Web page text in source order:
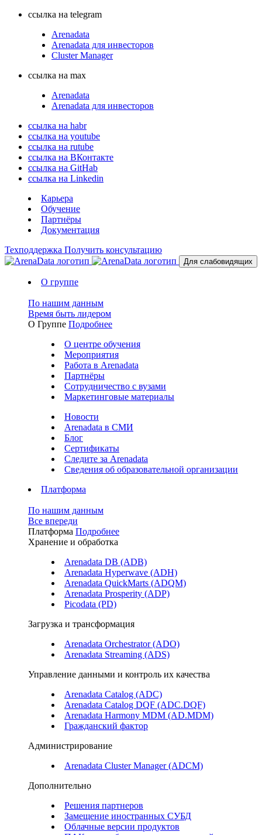
ссылка на telegram
Arenadata
Arenadata для инвесторов
Cluster Manager
ссылка на max
Arenadata
Arenadata для инвесторов
ссылка на habr
ссылка на youtube
ссылка на rutube
ссылка на ВКонтакте
ссылка на GitHab
ссылка на Linkedin
Карьера
Обучение
Партнёры
Документация
Техподдержка Получить консультацию
Для слабовидящих
О группе
По нашим данным
Время быть лидером
О Группе Подробнее
О центре обучения
Мероприятия
Работа в Arenadata
Партнёры
Сотрудничество с вузами
Маркетинговые материалы
Новости
Arenadata в СМИ
Блог
Сертификаты
Следите за Аrenadata
Сведения об образовательной организации
Платформа
По нашим данным
Все впереди
Платформа Подробнее
Хранение и обработка
Arenadata DB (ADB)
Arenadata Hyperwave (ADH)
Arenadata QuickMarts (ADQM)
Arenadata Prosperity (ADP)
Picodata (PD)
Загрузка и трансформация
Arenadata Orchestrator (ADO)
Arenadata Streaming (ADS)
Управление данными и контроль их качества
Arenadata Catalog (ADC)
Arenadata Catalog DQF (ADС.DQF)
Arenadata Harmony MDM (AD.MDM)
Гражданский фактор
Администрирование
Arenadata Cluster Manager (ADCM)
Дополнительно
Решения партнеров
Замещение иностранных СУБД
Облачные версии продуктов